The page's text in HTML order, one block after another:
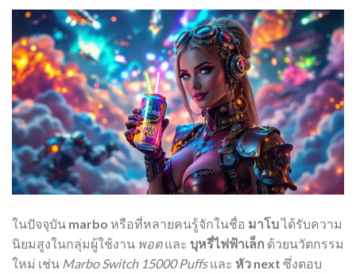
ในปัจจุบัน marbo หรือที่หลายคนรู้จักในชื่อ มาโบได้รับความ
นิยมสูงในกลุ่มผู้ใช้งาน พอตและ บุหรี่ไฟฟ้าเล็ก ด้วยนวัตกรรม
ใหม่ เช่น Marbo Switch 15000 Puffsและ หัว next ซึ่งตอบ